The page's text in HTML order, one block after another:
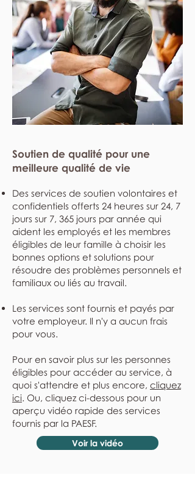
Soutien de qualité pour une
meilleure qualité de vie
Des services de soutien volontaires et
confidentiels offerts 24 heures sur 24, 7
jours sur 7, 365 jours par année qui
aident les employés et les membres
éligibles de leur famille à choisir les
bonnes options et solutions pour
résoudre des problèmes personnels et
familiaux ou liés au travail.
Les services sont fournis et payés par
votre employeur. Il n'y a aucun frais
pour vous.
Pour en savoir plus sur les personnes
éligibles pour accéder au service, à
quoi s'attendre et plus encore, cliquez
ici. Ou, cliquez ci-dessous pour un
aperçu vidéo rapide des services
fournis par la PAESF.
Voir la vidéo